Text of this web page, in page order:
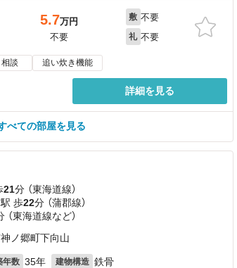
5.7万円
不要
敷 不要
礼 不要
談 追い炊き機能
詳細を見る
べての部屋を見る
21分 （東海道線）
歩22分 （蒲郡線）
（東海道線など）
ノ郷町下向山
年数 35年 建物構造 鉄骨